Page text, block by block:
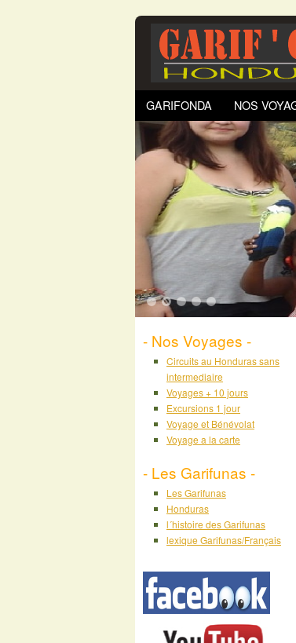
GARIFONDA NOS
2
- Nos Voyages -
Circuits au Honduras sans
intermediaire
Voyages + 10 jours
Excursions 1 jour
Voyage et Bénévolat
Voyage a la carte
- Les Garifunas -
Les Garifunas
Honduras
l´histoire des Garifunas
lexique Garifunas/Français